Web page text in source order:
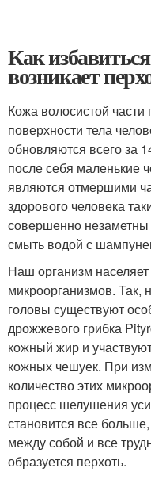
Как
возникает
Кожа волосистой
поверхности тела
обновляются всего за
после себя маленькие
являются отмершими
здорового человека
совершенно незаметны
смыть водой с
Наш организм
микроорганизмов. Так,
головы существуют
дрожжевого грибка
кожный жир и
кожных чешуек. При
количество этих
процесс шелушения
становится все
между собой и все
образуется перхоть.